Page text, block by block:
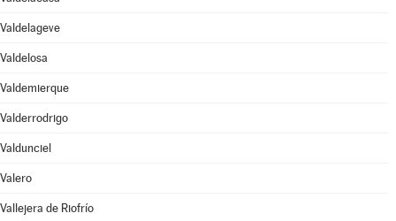
Valdelageve
Valdelosa
Valdemierque
Valderrodrigo
Valdunciel
Valero
Vallejera de Riofrío